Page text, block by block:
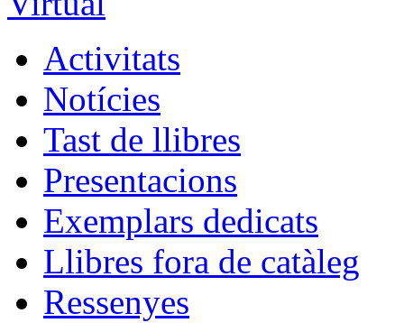
Activitats
Notícies
Tast de llibres
Presentacions
Exemplars dedicats
Llibres fora de catàleg
Ressenyes